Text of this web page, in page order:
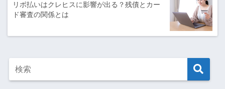
リボ払いはクレヒスに影響が出る？残債とカー
ド審査の関係とは